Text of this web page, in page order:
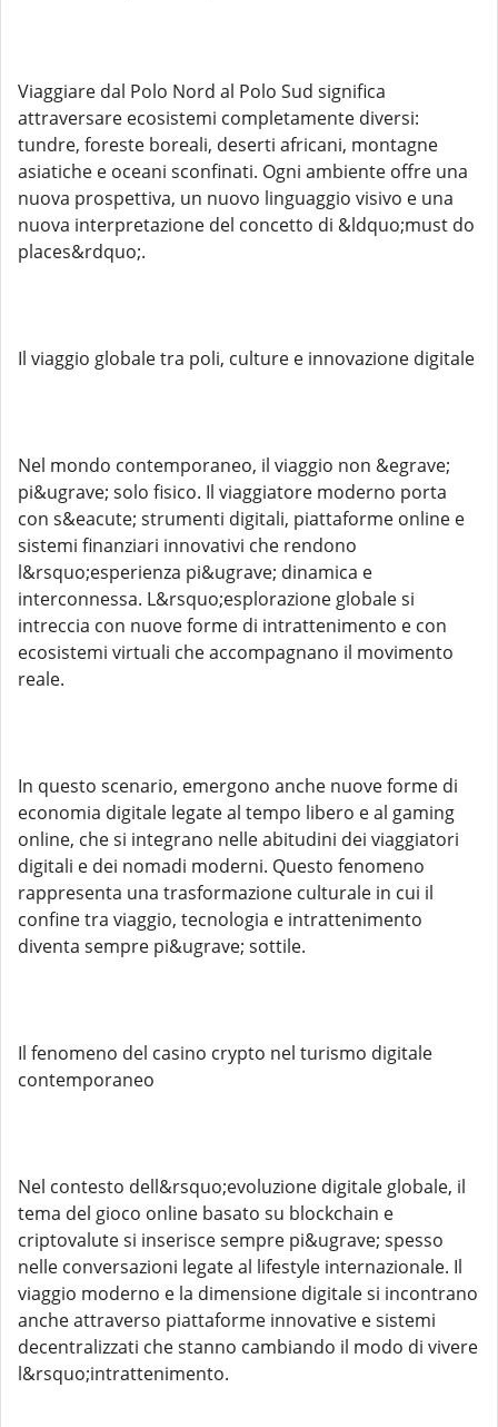
Viaggiare dal Polo Nord al Polo Sud significa
attraversare ecosistemi completamente diversi:
tundre, foreste boreali, deserti africani, montagne
asiatiche e oceani sconfinati. Ogni ambiente offre una
nuova prospettiva, un nuovo linguaggio visivo e una
nuova interpretazione del concetto di &ldquo;must do
places&rdquo;.
Il viaggio globale tra poli, culture e innovazione digitale
Nel mondo contemporaneo, il viaggio non &egrave;
pi&ugrave; solo fisico. Il viaggiatore moderno porta
con s&eacute; strumenti digitali, piattaforme online e
sistemi finanziari innovativi che rendono
l&rsquo;esperienza pi&ugrave; dinamica e
interconnessa. L&rsquo;esplorazione globale si
intreccia con nuove forme di intrattenimento e con
ecosistemi virtuali che accompagnano il movimento
reale.
In questo scenario, emergono anche nuove forme di
economia digitale legate al tempo libero e al gaming
online, che si integrano nelle abitudini dei viaggiatori
digitali e dei nomadi moderni. Questo fenomeno
rappresenta una trasformazione culturale in cui il
confine tra viaggio, tecnologia e intrattenimento
diventa sempre pi&ugrave; sottile.
Il fenomeno del casino crypto nel turismo digitale
contemporaneo
Nel contesto dell&rsquo;evoluzione digitale globale, il
tema del gioco online basato su blockchain e
criptovalute si inserisce sempre pi&ugrave; spesso
nelle conversazioni legate al lifestyle internazionale. Il
viaggio moderno e la dimensione digitale si incontrano
anche attraverso piattaforme innovative e sistemi
decentralizzati che stanno cambiando il modo di vivere
l&rsquo;intrattenimento.